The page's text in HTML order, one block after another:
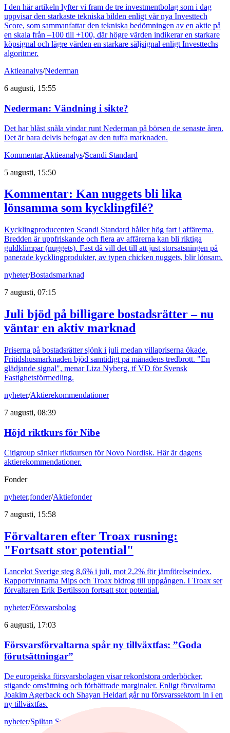
I den här artikeln lyfter vi fram de tre investmentbolag som i dag
uppvisar den starkaste tekniska bilden enligt vår nya Investtech
Score, som sammanfattar den tekniska bedömningen av en aktie på
en skala från –100 till +100, där högre värden indikerar en starkare
köpsignal och lägre värden en starkare säljsignal enligt Investtechs
algoritmer.
Aktieanalys/Nederman
6 augusti, 15:55
Nederman: Vändning i sikte?
Det har blåst snåla vindar runt Nederman på börsen de senaste åren.
Det är bara delvis befogat av den tuffa marknaden.
Kommentar,Aktieanalys/Scandi Standard
5 augusti, 15:50
Kommentar: Kan nuggets bli lika
lönsamma som kycklingfilé?
Kycklingproducenten Scandi Standard håller hög fart i affärerna.
Bredden är uppfriskande och flera av affärerna kan bli riktiga
guldklimpar (nuggets). Fast då vill det till att just storsatsningen på
panerade kycklingprodukter, av typen chicken nuggets, blir lönsam.
nyheter/Bostadsmarknad
7 augusti, 07:15
Juli bjöd på billigare bostadsrätter – nu
väntar en aktiv marknad
Priserna på bostadsrätter sjönk i juli medan villapriserna ökade.
Fritidshusmarknaden bjöd samtidigt på månadens tredbrott. "En
glädjande signal", menar Liza Nyberg, tf VD för Svensk
Fastighetsförmedling.
nyheter/Aktierekommendationer
7 augusti, 08:39
Höjd riktkurs för Nibe
Citigroup sänker riktkursen för Novo Nordisk. Här är dagens
aktierekommendationer.
Fonder
nyheter,fonder/Aktiefonder
7 augusti, 15:58
Förvaltaren efter Troax rusning:
"Fortsatt stor potential"
Lancelot Sverige steg 8,6% i juli, mot 2,2% för jämförelseindex.
Rapportvinnarna Mips och Troax bidrog till uppgången. I Troax ser
förvaltaren Erik Bertilsson fortsatt stor potential.
nyheter/Försvarsbolag
6 augusti, 17:03
Försvarsförvaltarna spår ny tillväxtfas: ”Goda
förutsättningar”
De europeiska försvarsbolagen visar rekordstora orderböcker,
stigande omsättning och förbättrade marginaler. Enligt förvaltarna
Joakim Agerback och Shayan Heidari går nu försvarssektorn in i en
ny tillväxtfas.
nyheter/Spiltan Småbolagsfond